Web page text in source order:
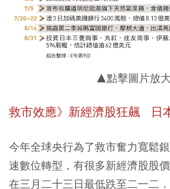
▲點擊圖片放大
救市效應》新經濟股狂飆 日
今年全球央行為了救市奮力寬鬆
速數位轉型，有很多新經濟股股
在三月二十三日最低跌至二一二